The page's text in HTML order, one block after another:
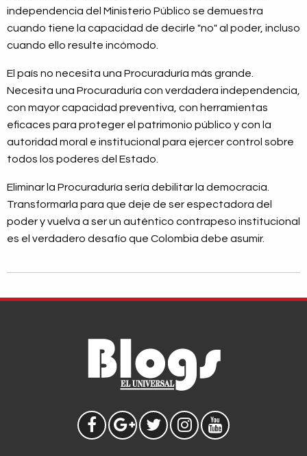
independencia del Ministerio Público se demuestra
cuando tiene la capacidad de decirle "no" al poder, incluso
cuando ello resulte incómodo.
El país no necesita una Procuraduría más grande.
Necesita una Procuraduría con verdadera independencia,
con mayor capacidad preventiva, con herramientas
eficaces para proteger el patrimonio público y con la
autoridad moral e institucional para ejercer control sobre
todos los poderes del Estado.
Eliminar la Procuraduría sería debilitar la democracia.
Transformarla para que deje de ser espectadora del
poder y vuelva a ser un auténtico contrapeso institucional
es el verdadero desafío que Colombia debe asumir.